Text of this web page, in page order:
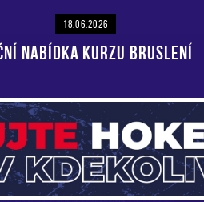
18.06.2026
NABÍDKA KURZU BRUSLENÍ